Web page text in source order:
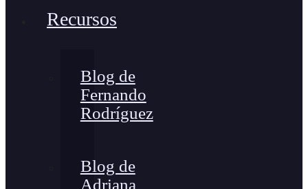
Recursos
Blog de
Fernando
Rodríguez
Blog de
Adriana